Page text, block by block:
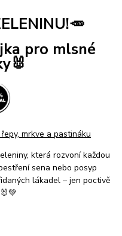
🥕
pro mlsné
mrkve a pastináku
která rozvoní každou
sena nebo posyp
lákadel – jen poctivě